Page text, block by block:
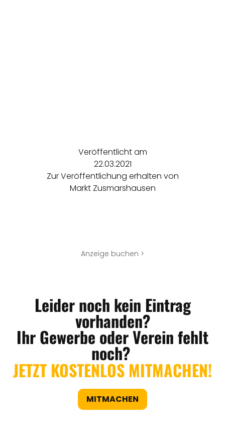
Veröffentlicht am
22.03.2021
Zur Veröffentlichung erhalten von
Markt Zusmarshausen
Anzeige buchen >
Leider noch kein Eintrag
vorhanden?
Ihr Gewerbe oder Verein fehlt
noch?
JETZT KOSTENLOS MITMACHEN!
MITMACHEN